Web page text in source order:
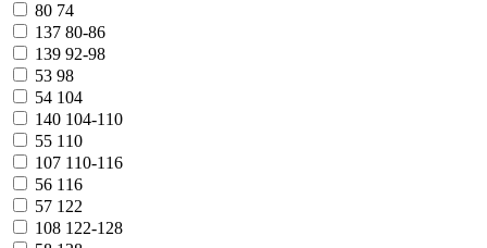
80 74
137 80-86
139 92-98
53 98
54 104
140 104-110
55 110
107 110-116
56 116
57 122
108 122-128